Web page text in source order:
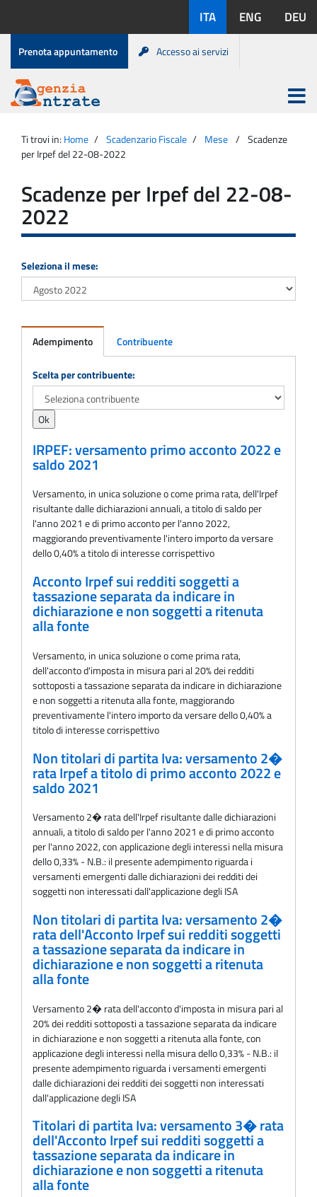
contenuto
disponibili:
ITA ENG DEU
Menu
di
servizio
Prenota appuntamento Accesso ai servizi
Agenzia
Entrate
Apri
menu
principale
Ti trovi in: Home Scadenzario Fiscale Mese
Scadenze
per Irpef del 22-08-2022
Scadenze per Irpef del 22-08-
2022
Seleziona il mese:
Adempimento Contribuente
Adempimento
Scelta per contribuente:
IRPEF: versamento primo acconto 2022 e
saldo 2021
Versamento, in unica soluzione o come prima rata, dell'Irpef
risultante dalle dichiarazioni annuali, a titolo di saldo per
l'anno 2021 e di primo acconto per l'anno 2022,
maggiorando preventivamente l'intero importo da versare
dello 0,40% a titolo di interesse corrispettivo
Acconto Irpef sui redditi soggetti a
tassazione separata da indicare in
dichiarazione e non soggetti a ritenuta
alla fonte
Versamento, in unica soluzione o come prima rata,
dell'acconto d'imposta in misura pari al 20% dei redditi
sottoposti a tassazione separata da indicare in dichiarazione
e non soggetti a ritenuta alla fonte, maggiorando
preventivamente l'intero importo da versare dello 0,40% a
titolo di interesse corrispettivo
Non titolari di partita Iva: versamento 2�
rata Irpef a titolo di primo acconto 2022 e
saldo 2021
Versamento 2� rata dell'Irpef risultante dalle dichiarazioni
annuali, a titolo di saldo per l'anno 2021 e di primo acconto
per l'anno 2022, con applicazione degli interessi nella misura
dello 0,33% - N.B.: il presente adempimento riguarda i
versamenti emergenti dalle dichiarazioni dei redditi dei
soggetti non interessati dall'applicazione degli ISA
Non titolari di partita Iva: versamento 2�
rata dell'Acconto Irpef sui redditi soggetti
a tassazione separata da indicare in
dichiarazione e non soggetti a ritenuta
alla fonte
Versamento 2� rata dell'acconto d'imposta in misura pari al
20% dei redditi sottoposti a tassazione separata da indicare
in dichiarazione e non soggetti a ritenuta alla fonte, con
applicazione degli interessi nella misura dello 0,33% - N.B.: il
presente adempimento riguarda i versamenti emergenti
dalle dichiarazioni dei redditi dei soggetti non interessati
dall'applicazione degli ISA
Titolari di partita Iva: versamento 3� rata
dell'Acconto Irpef sui redditi soggetti a
tassazione separata da indicare in
dichiarazione e non soggetti a ritenuta
alla fonte